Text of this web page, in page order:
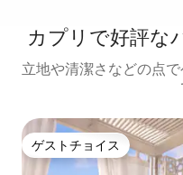
カプリで好評な
立地や清潔さなどの点
ゲストチョイス
ゲストチョイス